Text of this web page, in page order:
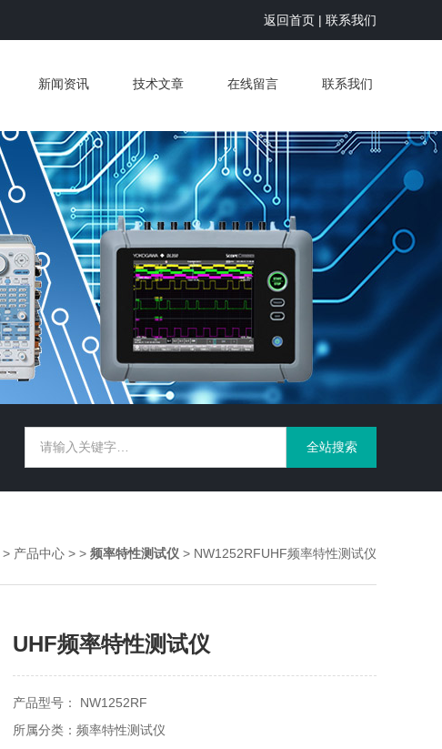
返回首页 | 联系我们
新闻资讯 技术文章 在线留言 联系我们
> 产品中心 > > 频率特性测试仪 > NW1252RFUHF频率特性测试仪
UHF频率特性测试仪
产品型号： NW1252RF
所属分类：频率特性测试仪